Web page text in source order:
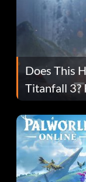
Does This
Titanfall 3?
Fans Are